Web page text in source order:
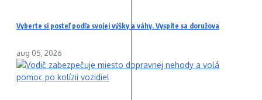
Vyberte si posteľ podľa svojej výšky a váhy. Vyspíte sa doružova
aug 05, 2026